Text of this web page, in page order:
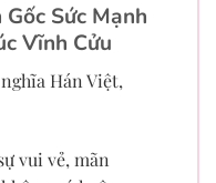
Sức Mạnh
Vĩnh Cửu
Hán Việt,
vui vẻ, mãn